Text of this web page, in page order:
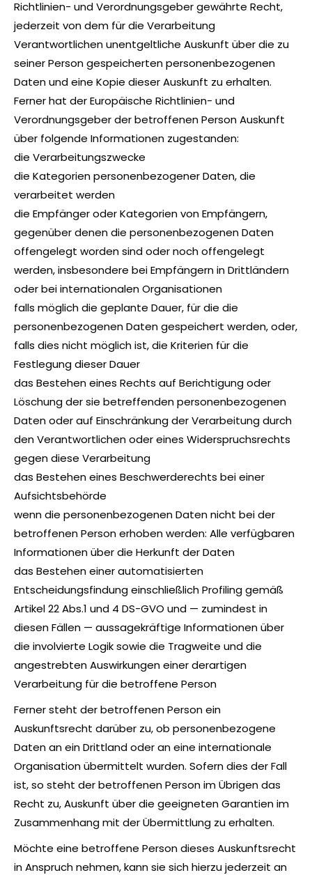
Richtlinien- und Verordnungsgeber gewährte Recht,
jederzeit von dem für die Verarbeitung
Verantwortlichen unentgeltliche Auskunft über die zu
seiner Person gespeicherten personenbezogenen
Daten und eine Kopie dieser Auskunft zu erhalten.
Ferner hat der Europäische Richtlinien- und
Verordnungsgeber der betroffenen Person Auskunft
über folgende Informationen zugestanden:
die Verarbeitungszwecke
die Kategorien personenbezogener Daten, die
verarbeitet werden
die Empfänger oder Kategorien von Empfängern,
gegenüber denen die personenbezogenen Daten
offengelegt worden sind oder noch offengelegt
werden, insbesondere bei Empfängern in Drittländern
oder bei internationalen Organisationen
falls möglich die geplante Dauer, für die die
personenbezogenen Daten gespeichert werden, oder,
falls dies nicht möglich ist, die Kriterien für die
Festlegung dieser Dauer
das Bestehen eines Rechts auf Berichtigung oder
Löschung der sie betreffenden personenbezogenen
Daten oder auf Einschränkung der Verarbeitung durch
den Verantwortlichen oder eines Widerspruchsrechts
gegen diese Verarbeitung
das Bestehen eines Beschwerderechts bei einer
Aufsichtsbehörde
wenn die personenbezogenen Daten nicht bei der
betroffenen Person erhoben werden: Alle verfügbaren
Informationen über die Herkunft der Daten
das Bestehen einer automatisierten
Entscheidungsfindung einschließlich Profiling gemäß
Artikel 22 Abs.1 und 4 DS-GVO und — zumindest in
diesen Fällen — aussagekräftige Informationen über
die involvierte Logik sowie die Tragweite und die
angestrebten Auswirkungen einer derartigen
Verarbeitung für die betroffene Person
Ferner steht der betroffenen Person ein
Auskunftsrecht darüber zu, ob personenbezogene
Daten an ein Drittland oder an eine internationale
Organisation übermittelt wurden. Sofern dies der Fall
ist, so steht der betroffenen Person im Übrigen das
Recht zu, Auskunft über die geeigneten Garantien im
Zusammenhang mit der Übermittlung zu erhalten.
Möchte eine betroffene Person dieses Auskunftsrecht
in Anspruch nehmen, kann sie sich hierzu jederzeit an